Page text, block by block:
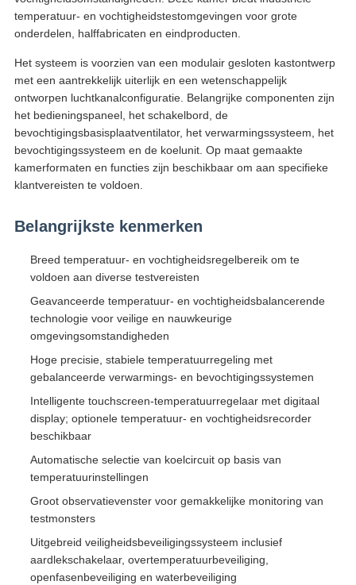
temperatuur- en vochtigheidstestomgevingen voor grote
onderdelen, halffabricaten en eindproducten.
Het systeem is voorzien van een modulair gesloten kastontwerp
met een aantrekkelijk uiterlijk en een wetenschappelijk
ontworpen luchtkanalconfiguratie. Belangrijke componenten zijn
het bedieningspaneel, het schakelbord, de
bevochtigingsbasisplaatventilator, het verwarmingssysteem, het
bevochtigingssysteem en de koelunit. Op maat gemaakte
kamerformaten en functies zijn beschikbaar om aan specifieke
klantvereisten te voldoen.
Belangrijkste kenmerken
Breed temperatuur- en vochtigheidsregelbereik om te
voldoen aan diverse testvereisten
Geavanceerde temperatuur- en vochtigheidsbalancerende
technologie voor veilige en nauwkeurige
omgevingsomstandigheden
Hoge precisie, stabiele temperatuurregeling met
gebalanceerde verwarmings- en bevochtigingssystemen
Intelligente touchscreen-temperatuurregelaar met digitaal
display; optionele temperatuur- en vochtigheidsrecorder
beschikbaar
Automatische selectie van koelcircuit op basis van
temperatuurinstellingen
Groot observatievenster voor gemakkelijke monitoring van
testmonsters
Uitgebreid veiligheidsbeveiligingssysteem inclusief
aardlekschakelaar, overtemperatuurbeveiliging,
openfasenbeveiliging en waterbeveiliging